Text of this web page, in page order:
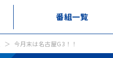
番組一覧
今月末は名古屋G3！！